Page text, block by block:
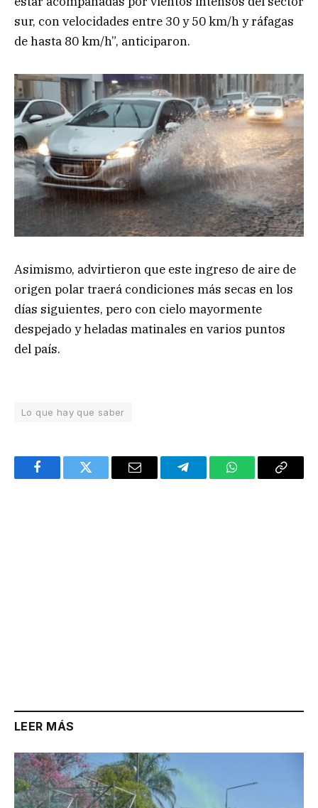
sur, con velocidades entre 30 y 50 km/h y ráfagas
de hasta 80 km/h”, anticiparon.
Asimismo, advirtieron que este ingreso de aire de
origen polar traerá condiciones más secas en los
días siguientes, pero con cielo mayormente
despejado y heladas matinales en varios puntos
del país.
Lo que hay que saber
FacebookTwitter Email TelegramWhatsAppCopy
LEER MÁS